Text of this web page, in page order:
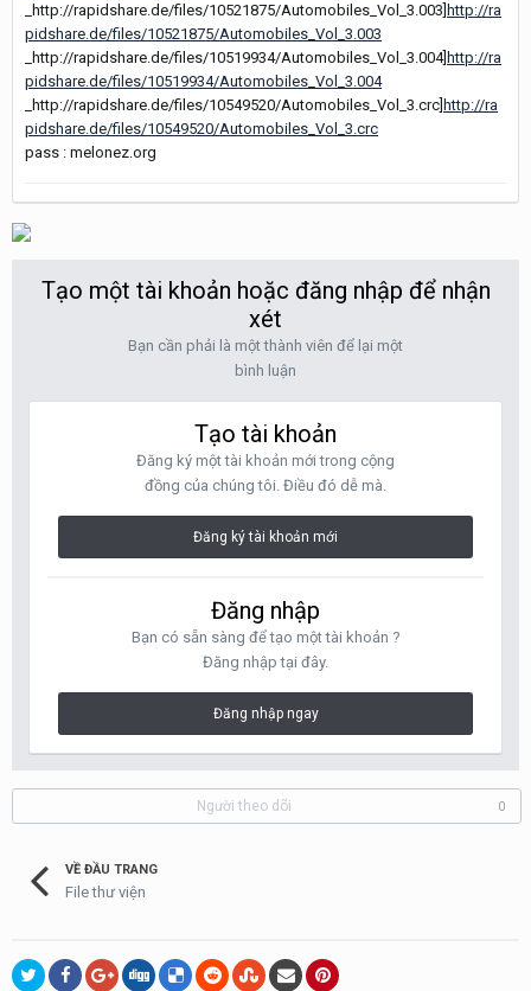
_http://rapidshare.de/files/10521875/Automobiles_Vol_3.003] http://ra
pidshare.de/files/10521875/Automobiles_Vol_3.003
_http://rapidshare.de/files/10519934/Automobiles_Vol_3.004] http://ra
pidshare.de/files/10519934/Automobiles_Vol_3.004
_http://rapidshare.de/files/10549520/Automobiles_Vol_3.crc] http://ra
pidshare.de/files/10549520/Automobiles_Vol_3.crc
pass : melonez.org
Tạo một tài khoản hoặc đăng nhập để nhận
xét
Bạn cần phải là một thành viên để lại một
bình luận
Tạo tài khoản
Đăng ký một tài khoản mới trong cộng
đồng của chúng tôi. Điều đó dễ mà.
Đăng ký tài khoản mới
Đăng nhập
Bạn có sẵn sàng để tạo một tài khoản ?
Đăng nhập tại đây.
Đăng nhập ngay
Người theo dõi 0
VỀ ĐẦU TRANG
File thư viện